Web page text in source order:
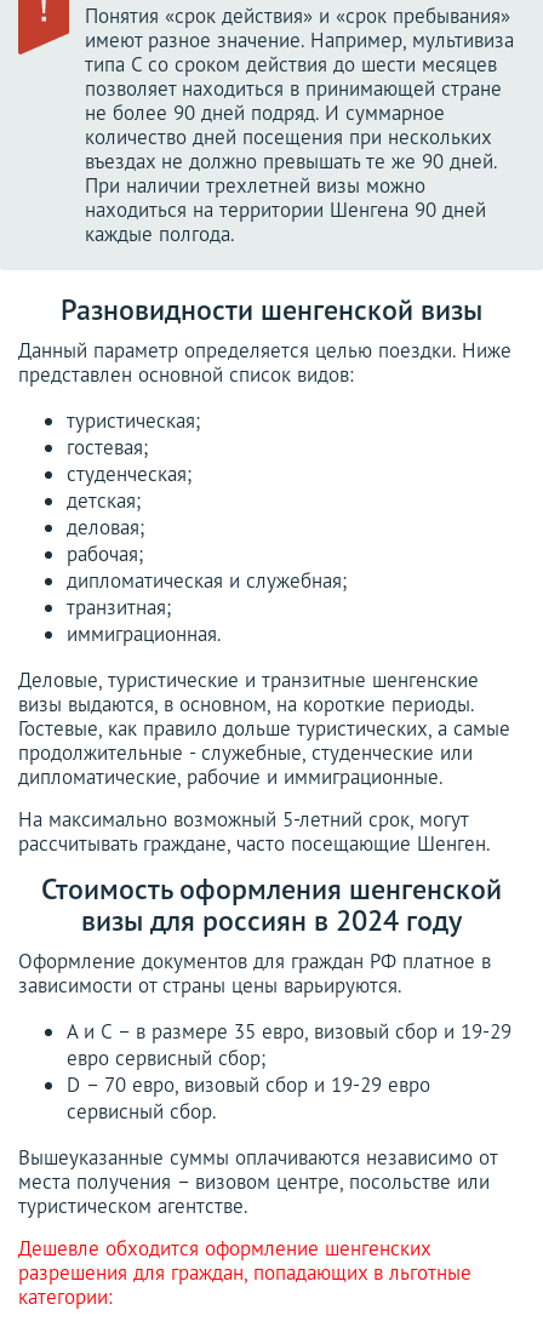
Понятия «срок действия» и «срок пребывания»
имеют разное значение. Например, мультивиза
типа С со сроком действия до шести месяцев
позволяет находиться в принимающей стране
не более 90 дней подряд. И суммарное
количество дней посещения при нескольких
въездах не должно превышать те же 90 дней.
При наличии трехлетней визы можно
находиться на территории Шенгена 90 дней
каждые полгода.
Разновидности шенгенской визы
Данный параметр определяется целью поездки. Ниже
представлен основной список видов:
туристическая;
гостевая;
студенческая;
детская;
деловая;
рабочая;
дипломатическая и служебная;
транзитная;
иммиграционная.
Деловые, туристические и транзитные шенгенские
визы выдаются, в основном, на короткие периоды.
Гостевые, как правило дольше туристических, а самые
продолжительные - служебные, студенческие или
дипломатические, рабочие и иммиграционные.
На максимально возможный 5-летний срок, могут
рассчитывать граждане, часто посещающие Шенген.
Стоимость оформления шенгенской
визы для россиян в 2024 году
Оформление документов для граждан РФ платное в
зависимости от страны цены варьируются.
А и С – в размере 35 евро, визовый сбор и 19-29
евро сервисный сбор;
D – 70 евро, визовый сбор и 19-29 евро
сервисный сбор.
Вышеуказанные суммы оплачиваются независимо от
места получения – визовом центре, посольстве или
туристическом агентстве.
Дешевле обходится оформление шенгенских
разрешения для граждан, попадающих в льготные
категории: